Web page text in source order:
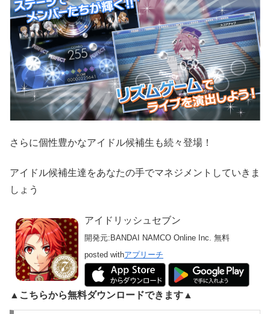
さらに個性豊かなアイドル候補生も続々登場！
アイドル候補生達をあなたの手でマネジメントしていきま
しょう
アイドリッシュセブン
開発元:BANDAI NAMCO Online Inc. 無料
posted withアプリーチ
▲こちらから無料ダウンロードできます▲